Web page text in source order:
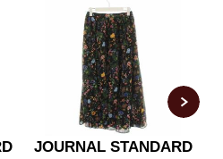
JOURNAL STANDARD